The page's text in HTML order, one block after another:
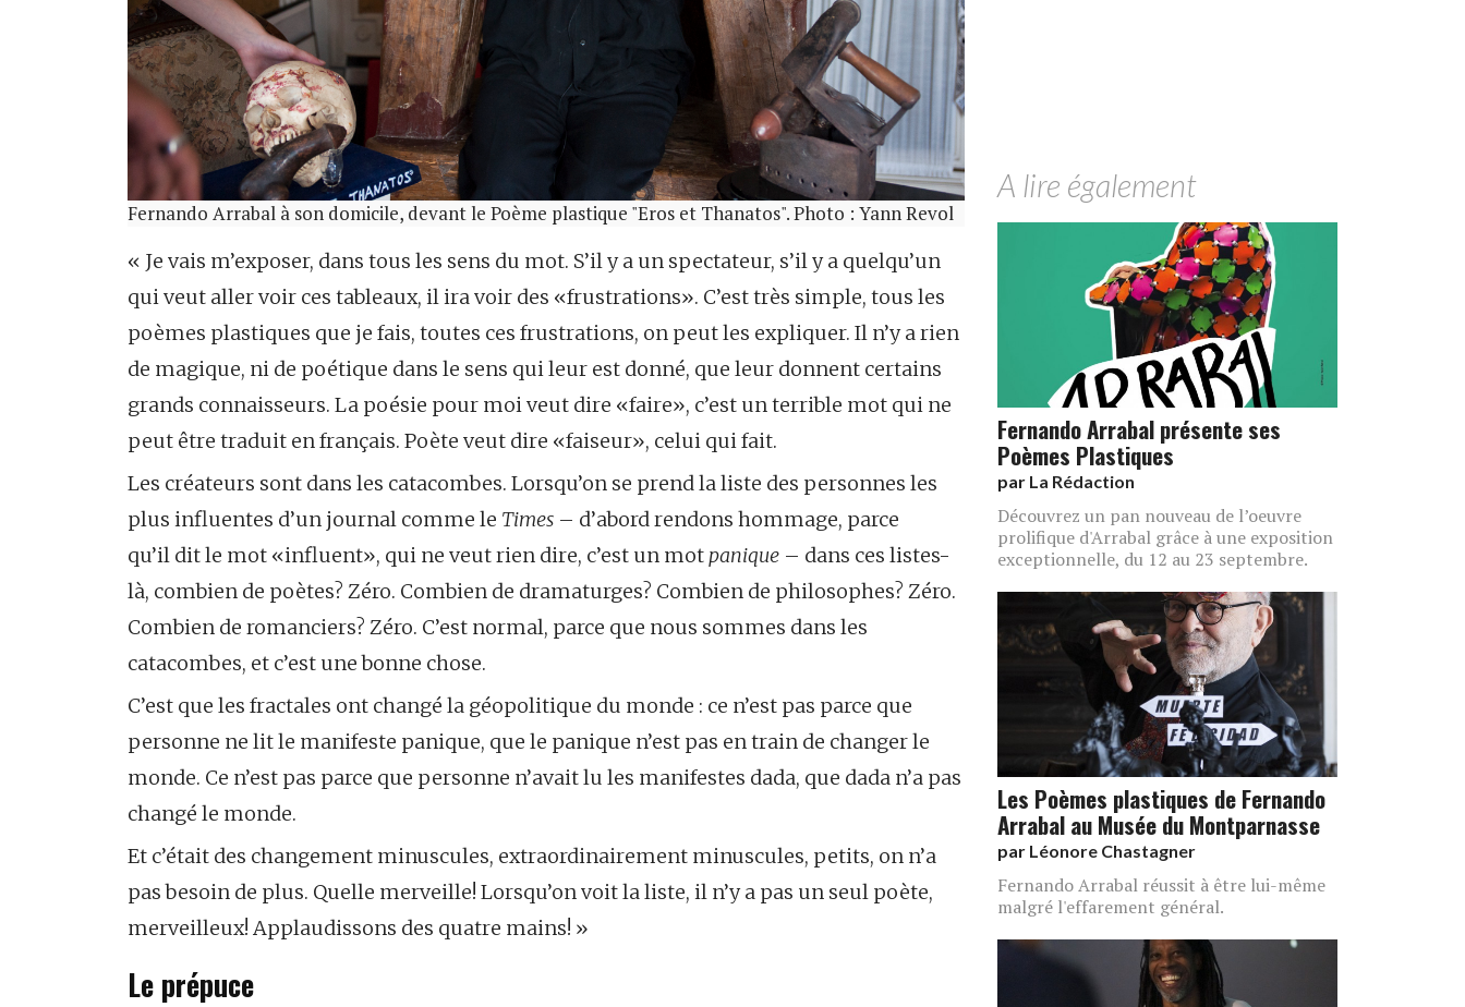
Fernando Arrabal à son domicile, devant le Poème plastique "Eros et Thanatos". Photo : Yann Revol
« Je vais m’exposer, dans tous les sens du mot. S’il y a un spectateur, s’il y a quelqu’un
qui veut aller voir ces tableaux, il ira voir des «frustrations». C’est très simple, tous les
poèmes plastiques que je fais, toutes ces frustrations, on peut les expliquer. Il n’y a rien
de magique, ni de poétique dans le sens qui leur est donné, que leur donnent certains
grands connaisseurs. La poésie pour moi veut dire «faire», c’est un terrible mot qui ne
peut être traduit en français. Poète veut dire «faiseur», celui qui fait.
Les créateurs sont dans les catacombes. Lorsqu’on se prend la liste des personnes les
plus influentes d’un journal comme le Times – d’abord rendons hommage, parce
qu’il dit le mot «influent», qui ne veut rien dire, c’est un mot panique – dans ces listes-
là, combien de poètes? Zéro. Combien de dramaturges? Combien de philosophes? Zéro.
Combien de romanciers? Zéro. C’est normal, parce que nous sommes dans les
catacombes, et c’est une bonne chose.
C’est que les fractales ont changé la géopolitique du monde : ce n’est pas parce que
personne ne lit le manifeste panique, que le panique n’est pas en train de changer le
monde. Ce n’est pas parce que personne n’avait lu les manifestes dada, que dada n’a pas
changé le monde.
Et c’était des changement minuscules, extraordinairement minuscules, petits, on n’a
pas besoin de plus. Quelle merveille! Lorsqu’on voit la liste, il n’y a pas un seul poète,
merveilleux! Applaudissons des quatre mains! »
Le prépuce
A lire également
Fernando Arrabal présente ses
Poèmes Plastiques
par La Rédaction
Découvrez un pan nouveau de l’oeuvre
prolifique d'Arrabal grâce à une exposition
exceptionnelle, du 12 au 23 septembre.
Les Poèmes plastiques de Fernando
Arrabal au Musée du Montparnasse
par Léonore Chastagner
Fernando Arrabal réussit à être lui-même
malgré l'effarement général.